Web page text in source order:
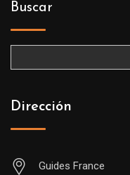
Buscar
Dirección
Guides France